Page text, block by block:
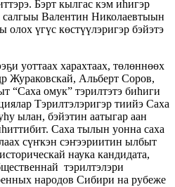
Бэрт кылгас кэм иһигэр
салгыы Валентин Николаевтыын
үгүс көстүүлэригэр бэйэтэ
уоттаах харахтаах, төлөннөөх
Жураковскай, Альберт Соров,
“Саха омук” тэрилтэтэ биһиги
Тэрилтэлэригэр тиийэ Саха
ылан, бэйэтин аатыгар аан
Саха тылын уонна саха
сүҥкэн сэҥээриитин ылбыт
наука кандидата,
тэрилтэлэри
народов Сибири на рубеже